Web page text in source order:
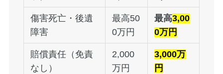
傷害死亡・後遺
障害
最高50
0万円
最高3,00
0万円
賠償責任（免責
なし）
2,000
万円
3,000万
円